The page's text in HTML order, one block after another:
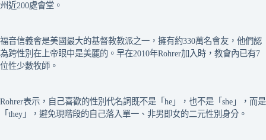
州近200處會堂。
福音信義會是美國最大的基督教教派之一，擁有約330萬名會友，他們認
為跨性別在上帝眼中是美麗的。早在2010年Rohrer加入時，教會內已有7
位性少數牧師。
Rohrer表示，自己喜歡的性別代名詞既不是「he」，也不是「she」，而是
「they」，避免現階段的自己落入單一、非男即女的二元性別身分。